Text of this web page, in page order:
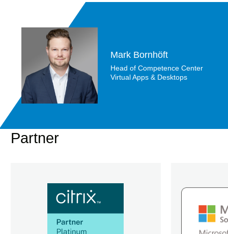
Mark Bornhöft
Head of Competence Center
Virtual Apps & Desktops
Partner